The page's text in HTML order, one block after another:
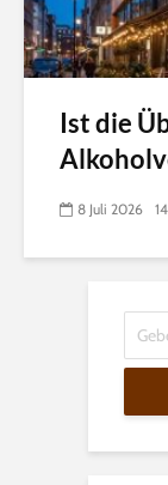
Ist die
8 Juli 2026